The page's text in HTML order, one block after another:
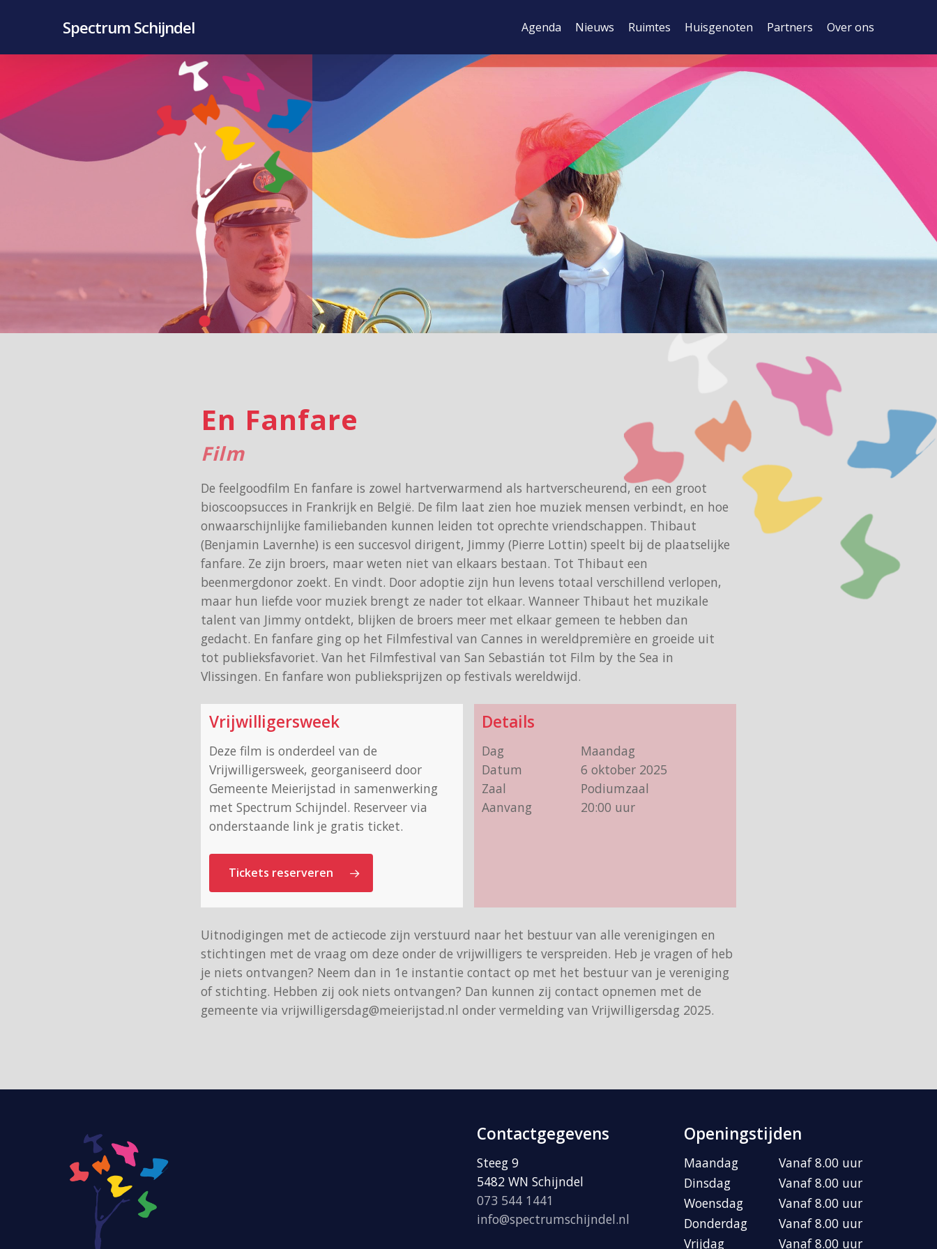
Spectrum Schijndel Agenda Nieuws Ruimtes Huisgenoten Partners Over ons
En Fanfare
Film
De feelgoodfilm En fanfare is zowel hartverwarmend als hartverscheurend, en een groot
bioscoopsucces in Frankrijk en België. De film laat zien hoe muziek mensen verbindt, en hoe
onwaarschijnlijke familiebanden kunnen leiden tot oprechte vriendschappen. Thibaut
(Benjamin Lavernhe) is een succesvol dirigent, Jimmy (Pierre Lottin) speelt bij de plaatselijke
fanfare. Ze zijn broers, maar weten niet van elkaars bestaan. Tot Thibaut een
beenmergdonor zoekt. En vindt. Door adoptie zijn hun levens totaal verschillend verlopen,
maar hun liefde voor muziek brengt ze nader tot elkaar. Wanneer Thibaut het muzikale
talent van Jimmy ontdekt, blijken de broers meer met elkaar gemeen te hebben dan
gedacht. En fanfare ging op het Filmfestival van Cannes in wereldpremière en groeide uit
tot publieksfavoriet. Van het Filmfestival van San Sebastián tot Film by the Sea in
Vlissingen. En fanfare won publieksprijzen op festivals wereldwijd.
Vrijwilligersweek
Deze film is onderdeel van de
Vrijwilligersweek, georganiseerd door
Gemeente Meierijstad in samenwerking
met Spectrum Schijndel. Reserveer via
onderstaande link je gratis ticket.
Tickets reserveren
Details
Dag
Maandag
Datum
6 oktober 2025
Zaal
Podiumzaal
Aanvang
20:00 uur
Uitnodigingen met de actiecode zijn verstuurd naar het bestuur van alle verenigingen en
stichtingen met de vraag om deze onder de vrijwilligers te verspreiden. Heb je vragen of heb
je niets ontvangen? Neem dan in 1e instantie contact op met het bestuur van je vereniging
of stichting. Hebben zij ook niets ontvangen? Dan kunnen zij contact opnemen met de
gemeente via vrijwilligersdag@meierijstad.nl onder vermelding van Vrijwilligersdag 2025.
Contactgegevens
Steeg 9
5482 WN Schijndel
073 544 1441
info@spectrumschijndel.nl
Openingstijden
Maandag
Vanaf 8.00 uur
Dinsdag
Vanaf 8.00 uur
Woensdag
Vanaf 8.00 uur
Donderdag
Vanaf 8.00 uur
Vrijdag
Vanaf 8.00 uur